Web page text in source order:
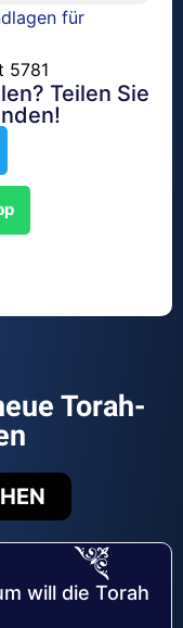
für
5781
Teilen Sie
Torah-
will die Torah